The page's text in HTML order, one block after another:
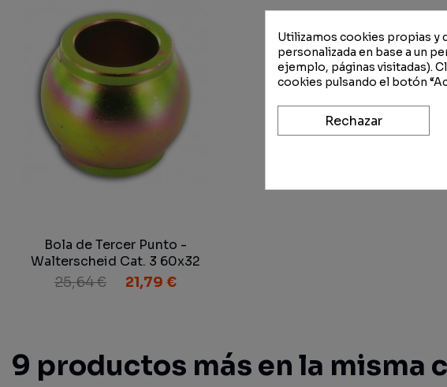
Bola de Tercer Punto -
Walterscheid Cat. 3 60x32
mm.
25,64 € 21,79 €
9 productos más en la misma
Utilizamos cookies propias y
personalizada en base a un
ejemplo, páginas visitadas).
cookies pulsando el botón
Rechazar